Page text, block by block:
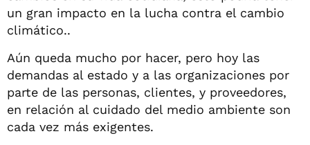
un gran impacto en la lucha contra el cambio
climático..
Aún queda mucho por hacer, pero hoy las
demandas al estado y a las organizaciones por
parte de las personas, clientes, y proveedores,
en relación al cuidado del medio ambiente son
cada vez más exigentes.